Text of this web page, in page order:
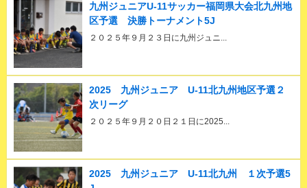
九州ジュニアU-11サッカー福岡県大会北九州地
区予選 決勝トーナメント5J
２０２５年９月２３日に九州ジュニ...
2025 九州ジュニア U-11北九州地区予選２
次リーグ
２０２５年９月２０日２１日に2025...
2025 九州ジュニア U-11北九州 １次予選5